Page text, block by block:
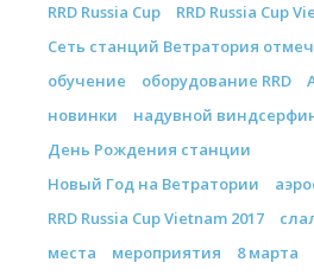
RRD Russia Cup
RRD Russia Cup
Сеть станций Ветратория
обучение
оборудование RRD
новинки
надувной
День Рождения станции
Новый Год на Ветратории
RRD Russia Cup Vietnam 2017
места
мероприятия 8 марта